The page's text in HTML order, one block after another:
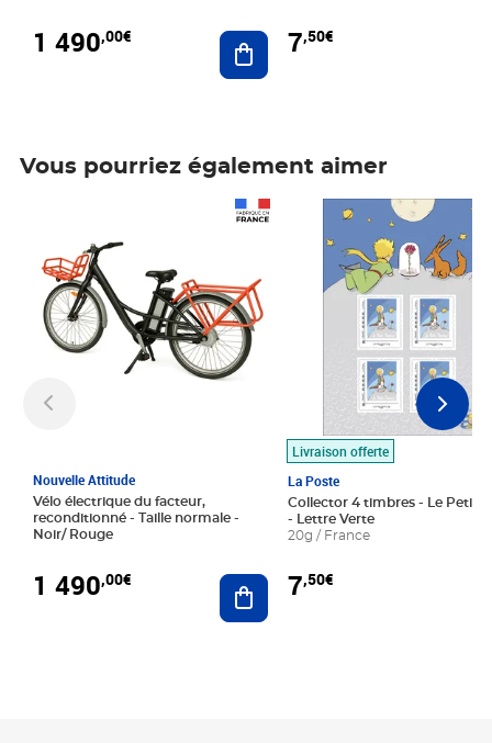
1 490,00€ Ajouter au panier
7,50€
Vous pourriez également aimer
Nouvelle Attitude
Vélo électrique du facteur,
reconditionné - Taille normale -
Noir/ Rouge
1 490,00€ Ajouter au panier
Livraison offerte
La Poste
Collector 4 timbres - Le Petit
- Lettre Verte
20g / France
7,50€
Prix 7,50€